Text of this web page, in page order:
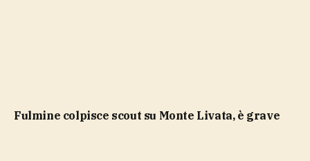
Fulmine colpisce scout su Monte Livata, è grave